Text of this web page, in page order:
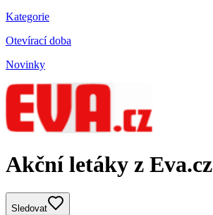
Kategorie
Otevírací doba
Novinky
Akční letáky z Eva.cz
Sledovat